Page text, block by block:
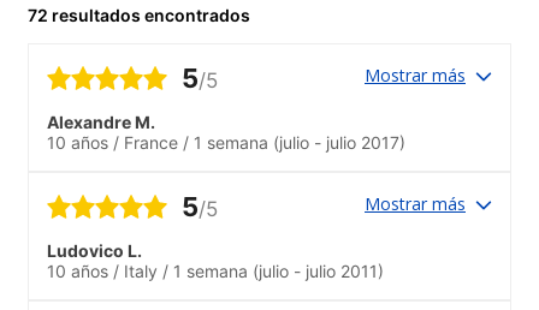
72 resultados encontrados
5/5 Mostrar más
Alexandre M.
10 años / France / 1 semana (julio - julio 2017)
5/5 Mostrar más
Ludovico L.
10 años / Italy / 1 semana (julio - julio 2011)